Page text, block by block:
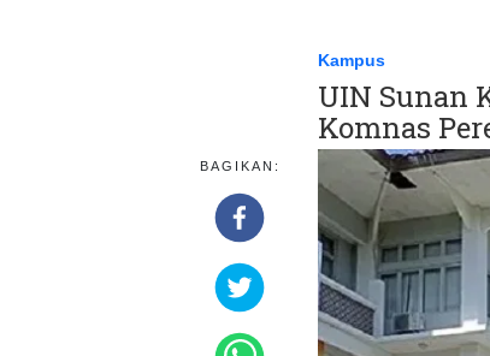
Kampus
UIN Sunan
Komnas
BAGIKAN: